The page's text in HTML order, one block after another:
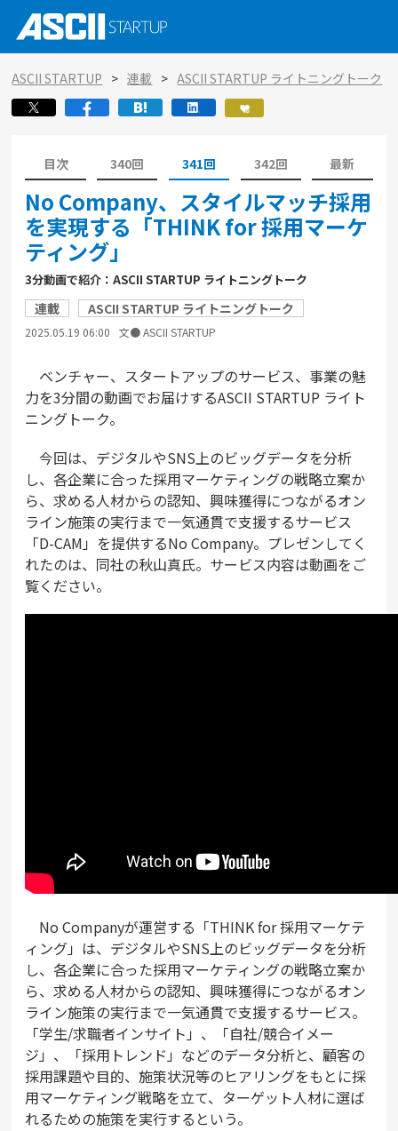
ASCII STARTUP 連載 ASCII STARTUP ライトニングトーク
目次 340回 341回 342回 最新
No Company、スタイルマッチ採用
を実現する「THINK for 採用マーケ
ティング」
3分動画で紹介：ASCII STARTUP ライトニングトーク
連載 ASCII STARTUP ライトニングトーク
2025.05.19 06:00 文● ASCII STARTUP
ベンチャー、スタートアップのサービス、事業の魅
力を3分間の動画でお届けするASCII STARTUP ライト
ニングトーク。
今回は、デジタルやSNS上のビッグデータを分析
し、各企業に合った採用マーケティングの戦略立案か
ら、求める人材からの認知、興味獲得につながるオン
ライン施策の実行まで一気通貫で支援するサービス
「D-CAM」を提供するNo Company。プレゼンしてく
れたのは、同社の秋山真氏。サービス内容は動画をご
覧ください。
No Companyが運営する「THINK for 採用マーケテ
ィング」は、デジタルやSNS上のビッグデータを分析
し、各企業に合った採用マーケティングの戦略立案か
ら、求める人材からの認知、興味獲得につながるオン
ライン施策の実行まで一気通貫で支援するサービス。
「学生/求職者インサイト」、「自社/競合イメー
ジ」、「採用トレンド」などのデータ分析と、顧客の
採用課題や目的、施策状況等のヒアリングをもとに採
用マーケティング戦略を立て、ターゲット人材に選ば
れるための施策を実行するという。